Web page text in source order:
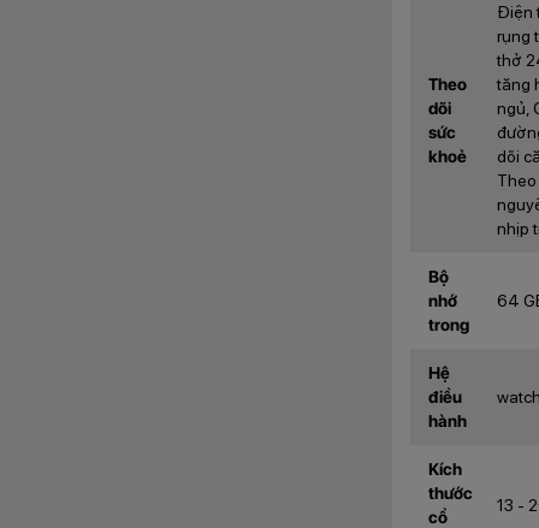
Theo
dõi
sức
khoẻ
Điện
rụng
thở
tăng
ngủ,
dõi
nhịp
Bộ
nhớ
trong
64
Hệ
điều
hành
Kích
thước
cổ
13 -